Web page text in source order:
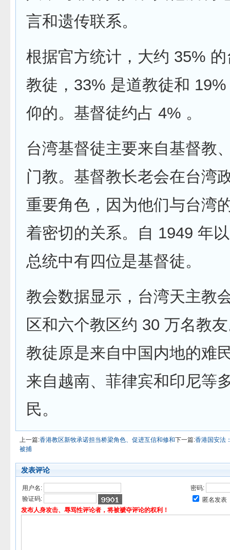
言和遗传联系。
根据官方统计，大约 35%
教徒，33% 是道教徒和
仰的。基督徒约占 4% 。
台湾基督徒主要来自基督教
门教。基督教长老会在台湾
重要角色，因为他们与台湾
着密切的关系。自 1949 年
总统中有四位是基督徒。
教会数据显示，台湾天主教
区和六个教区约 30 万名教
教徒原是来自中国内地的难
来自越南、菲律宾和印尼等
民。
上一篇:香港教区新牧承诺担当桥梁角色、促进互信和修和下一篇:香港国安法
被捕
发表评论
用户名:
密码:
验证码:
匿名发表
发布人身攻击、辱骂性评论者，将被褫夺评论的权利！